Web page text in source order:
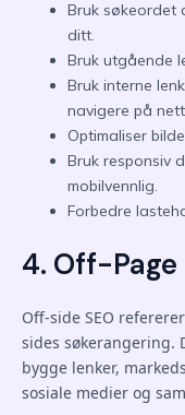
Bruk søkeordet
ditt.
Bruk utgående
Bruk interne
navigere på
Optimaliser
Bruk responsiv
mobilvennlig.
Forbedre
4. Off-Page
Off-side SEO
sides søkerangering.
bygge lenker,
sosiale medier og